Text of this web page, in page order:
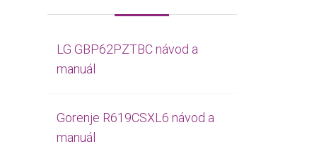
LG GBP62PZTBC návod a
manuál
Gorenje R619CSXL6 návod a
manuál